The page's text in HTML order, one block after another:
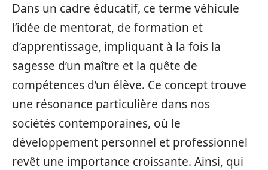
Dans un cadre éducatif, ce terme véhicule
l’idée de mentorat, de formation et
d’apprentissage, impliquant à la fois la
sagesse d’un maître et la quête de
compétences d’un élève. Ce concept trouve
une résonance particulière dans nos
sociétés contemporaines, où le
développement personnel et professionnel
revêt une importance croissante. Ainsi, qui